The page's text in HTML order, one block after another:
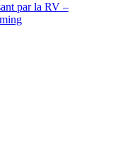
par la RV –